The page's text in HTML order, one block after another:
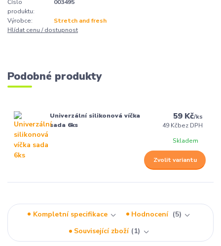
Číslo
produktu:
003495
Výrobce:
Stretch and fresh
Hlídat cenu / dostupnost
Podobné produkty
Univerzální silikonová víčka
sada 6ks
59 Kč/ks
49 Kčbez DPH
Skladem
Zvolit variantu
Kompletní specifikace Hodnocení
5
Související zboží
1